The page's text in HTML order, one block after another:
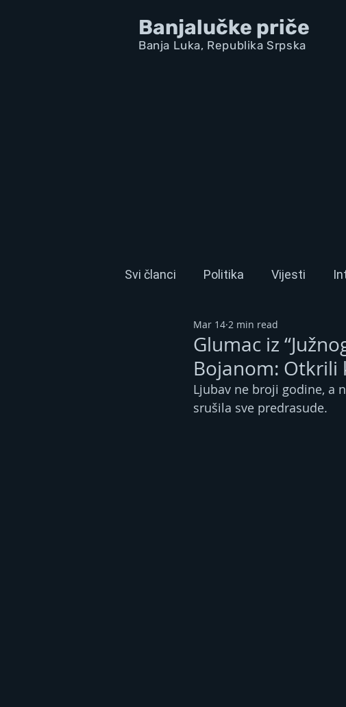
Banjalučke priče
Banja Luka, Republika Srpska
Svi članci Politika Vijesti
Glumac iz
Bojanom: Otkrili
Mar 14 2 min read
Ljubav ne broji godine, a
srušila sve predrasude.